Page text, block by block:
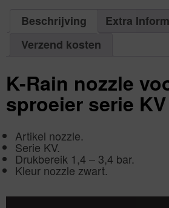
aantal
P15HL
Aantal
Beschrijving
Extra
Verzend kosten
K-Rain nozzle
sproeier serie KV
Artikel nozzle.
Serie KV.
Drukbereik 1,4 – 3,4 bar.
Kleur nozzle zwart.